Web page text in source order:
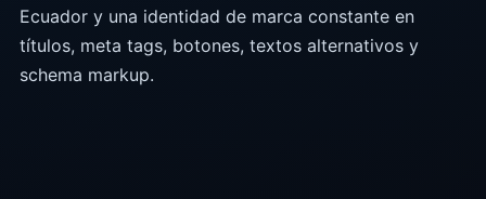
Ecuador y una identidad de marca constante en
títulos, meta tags, botones, textos alternativos y
schema markup.